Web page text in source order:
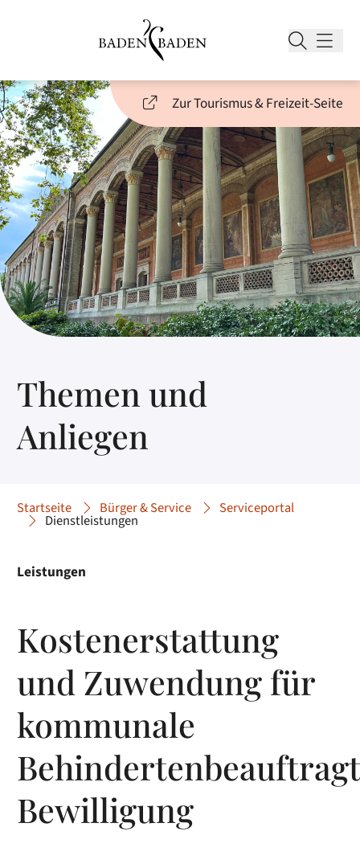
Zur Tourismus & Freizeit-Seite
Themen und
Anliegen
Startseite Bürger & Service Serviceportal
Dienstleistungen
Leistungen
Kostenerstattung
und Zuwendung für
kommunale
Bewilligung